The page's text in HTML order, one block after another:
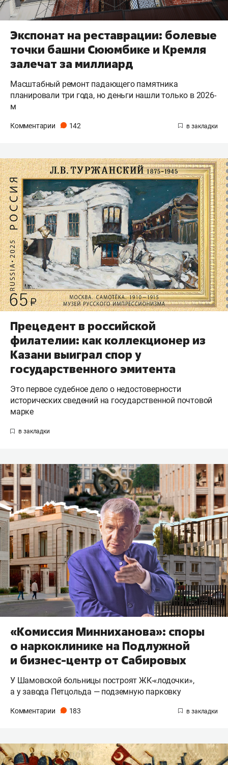
Экспонат на реставрации: болевые
точки башни Сююмбике и Кремля
залечат за миллиард
Масштабный ремонт падающего памятника
планировали три года, но деньги нашли только в 2026-
м
Комментарии 142
Прецедент в российской
филателии: как коллекционер из
Казани выиграл спор у
государственного эмитента
Это первое судебное дело о недостоверности
исторических сведений на государственной почтовой
марке
«Комиссия Минниханова»: споры
о наркоклинике на Подлужной
и бизнес-центр от Сабировых
У Шамовской больницы построят ЖК-«лодочки»,
а у завода Петцольда — подземную парковку
Комментарии 183